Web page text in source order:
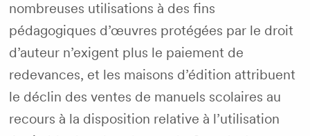
nombreuses utilisations à des fins
pédagogiques d’œuvres protégées par le droit
d’auteur n’exigent plus le paiement de
redevances, et les maisons d’édition attribuent
le déclin des ventes de manuels scolaires au
recours à la disposition relative à l’utilisation